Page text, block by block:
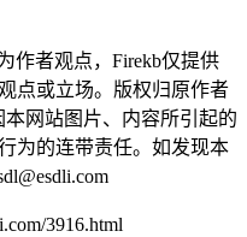
作者观点，Firekb仅提供
点或立场。版权归原作者
网站图片、内容所引起的
为的连带责任。如发现本
3916.html